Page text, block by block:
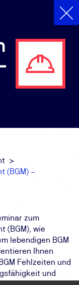
(BGM) –
zum
(BGM), wie
lebendigen BGM
Ihnen
Fehlzeiten und
und